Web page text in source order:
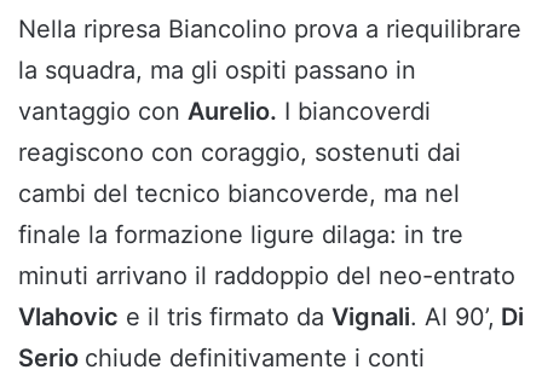
Nella ripresa Biancolino prova a riequilibrare
la squadra, ma gli ospiti passano in
vantaggio con Aurelio. I biancoverdi
reagiscono con coraggio, sostenuti dai
cambi del tecnico biancoverde, ma nel
finale la formazione ligure dilaga: in tre
minuti arrivano il raddoppio del neo-entrato
Vlahovic e il tris firmato da Vignali. Al 90’, Di
Serio chiude definitivamente i conti